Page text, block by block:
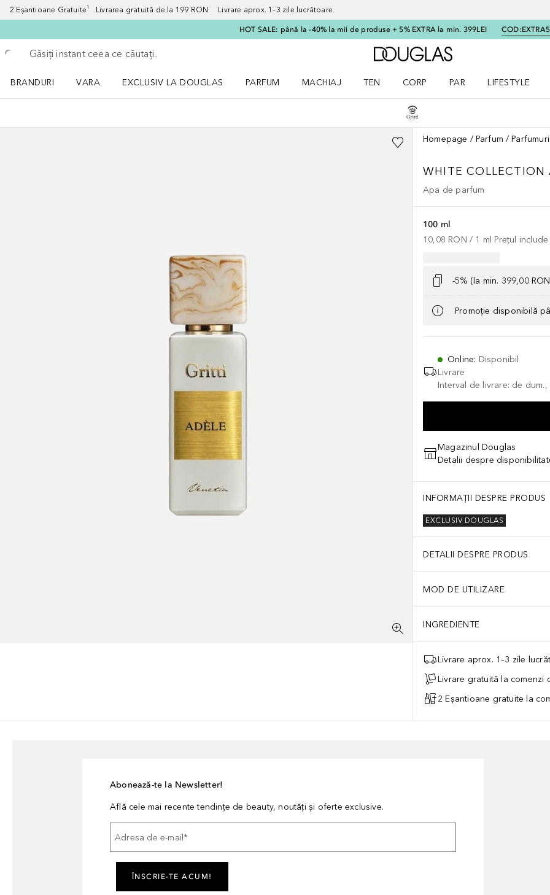
2 Eșantioane Gratuite¹ Livrarea gratuită de la 199 RON Livrare aprox. 1–3 zile lucrătoare
HOT SALE: până la -40% la mii de produse + 5% EXTRA la min. 399LEI COD:
Înapoi
Executați căutarea
Către pagina principală
BRANDURI
VARA
EXCLUSIV LA DOUGLAS
PARFUM
MACHIAJ
TEN
CORP
PAR
LIFESTYLE
Homepage Parfum
WHITE COLLECTION
Apa de parfum
100 ml
10,08 RON / 1 ml Prețul
-5% (la min. 399,00
Promoție disponibilă
Online: Disponibil
Livrare
Interval de livrare: de
Magazinul Douglas
Detalii despre
INFORMAȚII DESPRE PRODUS
EXCLUSIV DOUGLAS
DETALII DESPRE PRODUS
MOD DE UTILIZARE
INGREDIENTE
Livrare aprox. 1–3 zile
Livrare gratuită la comenzi
2 Eșantioane gratuite la
Abonează-te la Newsletter!
Află cele mai recente tendințe de beauty, noutăți și oferte exclusive.
Adresa de e-mail *
ÎNSCRIE-TE ACUM!